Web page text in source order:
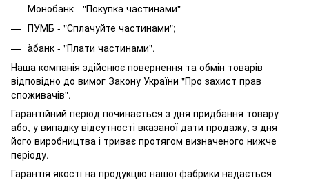
Монобанк - "Покупка частинами"
ПУМБ - "Сплачуйте частинами";
àбанк - "Плати частинами".
Наша компанія здійснює повернення та обмін товарів
відповідно до вимог Закону України "Про захист прав
споживачів".
Гарантійний період починається з дня придбання товару
або, у випадку відсутності вказаної дати продажу, з дня
його виробництва і триває протягом визначеного нижче
періоду.
Гарантія якості на продукцію нашої фабрики надається